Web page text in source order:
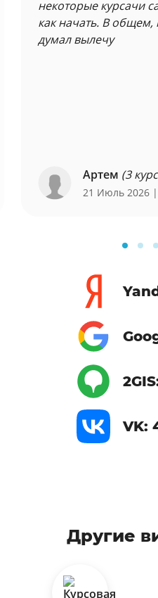
некоторые курсачи
как начать. В общем,
думал вылечу
Артем (3
21 Июль 2026
VK:
Другие